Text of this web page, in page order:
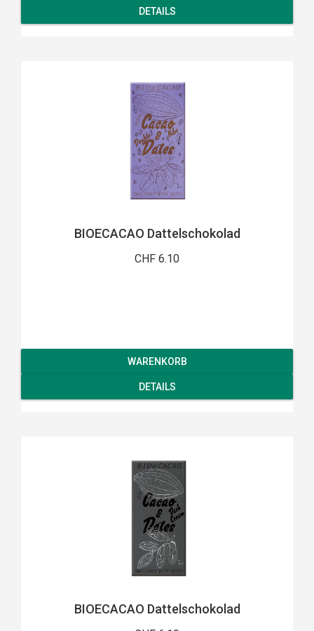
DETAILS
BIOECACAO Dattelschokolad
CHF 6.10
WARENKORB
DETAILS
BIOECACAO Dattelschokolad